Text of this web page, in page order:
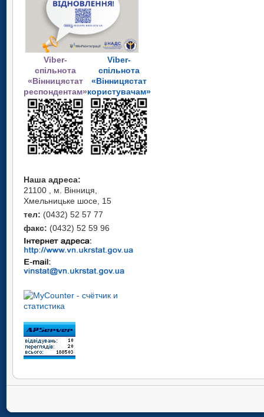
Viber-
спільнота
«Вінницястат
респондентам»
Viber-
спільнота
«Вінницястат
користувачам»
Наша адреса:
21100 , м. Вінниця,
Хмельницьке шосе, 15
тел: (0432) 52 57 77
факс: (0432) 52 59 96